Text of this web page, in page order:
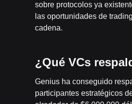
sobre protocolos ya
las oportunidades de
cadena.
¿Qué VCs
Genius ha conseguido
participantes estratégicos